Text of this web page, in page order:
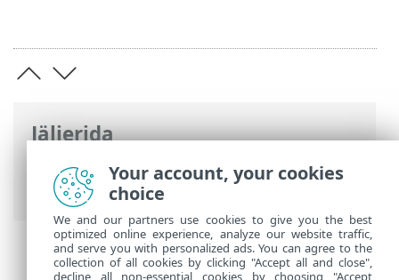
Jäljerida
ESET-i veebispikker>ESET Endpoint
Antivirus
>Täpsem häälestus
Your account, your cookies
choice
We and our partners use cookies to give you the best
optimized online experience, analyze our website traffic,
and serve you with personalized ads. You can agree to the
collection of all cookies by clicking "Accept all and close",
decline all non-essential cookies by choosing "Accept